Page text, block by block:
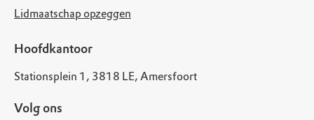
Lidmaatschap opzeggen
Hoofdkantoor
Stationsplein 1, 3818 LE, Amersfoort
Volg ons